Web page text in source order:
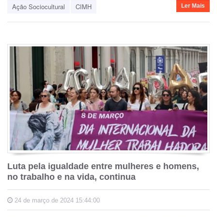
Ação Sociocultural
CIMH Ler Mais
Luta pela igualdade entre mulheres e homens,
no trabalho e na vida, continua
24 de março de 2024 15:44:00